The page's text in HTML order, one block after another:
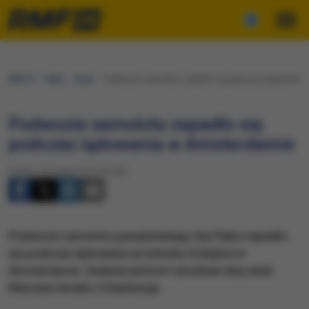
Podwozie samolotu zapadło się
podczas lądowania w Amsterdamie